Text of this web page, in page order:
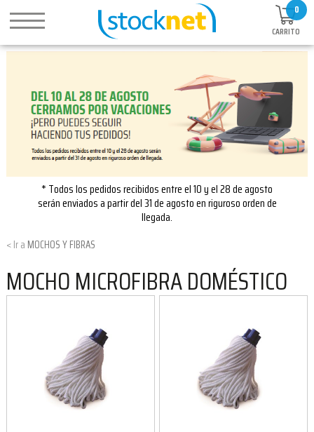
0
CARRITO
* Todos los pedidos recibidos entre el 10 y el 28 de agosto
serán enviados a partir del 31 de agosto en riguroso orden de
llegada.
MOCHOS Y FIBRAS
MOCHO MICROFIBRA DOMÉSTICO